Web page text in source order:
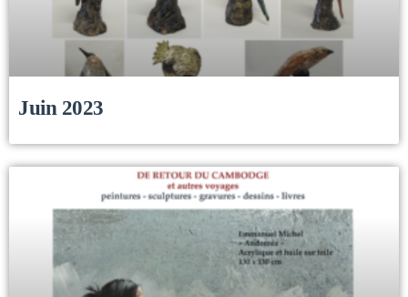
Juin 2023